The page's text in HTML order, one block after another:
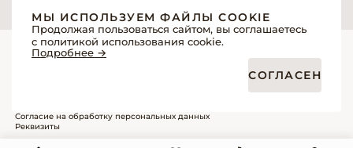
© 2026 «Модерн»— Косметика и оборудование для профессионалов
Публичная оферта интернет-магазина для профессиональных участников
Согласие на обработку персональных данных
Реквизиты
Создание сайтов
МЫ ИСПОЛЬЗУЕМ ФАЙЛЫ COOKIE
Продолжая пользоваться сайтом, вы соглашаетесь
с политикой использования cookie.
Подробнее →
СОГЛАСЕН